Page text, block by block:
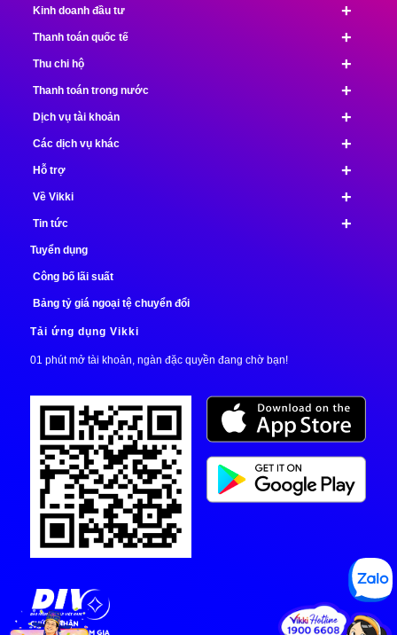
+
Kinh doanh đầu tư
+
Thanh toán quốc tế
+
Thu chi hộ
+
Thanh toán trong nước
+
Dịch vụ tài khoản
+
Các dịch vụ khác
+
Hỗ trợ
+
Về Vikki
+
Tin tức
Tuyển dụng
Công bố lãi suất
Bảng tỷ giá ngoại tệ chuyển đổi
Tải ứng dụng Vikki
01 phút mở tài khoản, ngàn đặc quyền đang chờ bạn!